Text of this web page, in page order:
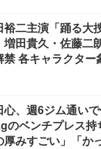
裕二主演「踊る大
増田貴久・佐藤二
禁 各キャラクター
心、週6ジム通い
のベンチプレス
厚みすごい」「か